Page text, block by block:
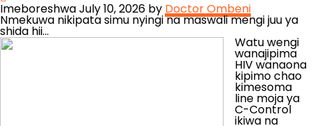
Imeboreshwa July 10, 2026 by Doctor Ombeni
Nmekuwa nikipata simu nyingi na maswali mengi juu ya
shida hii…
Watu wengi
wanajipima
HIV wanaona
kipimo chao
kimesoma
line moja ya
C-Control
ikiwa na